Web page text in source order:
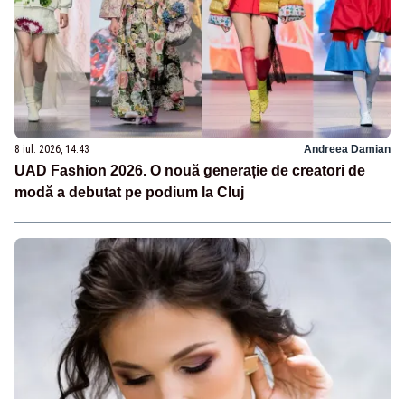
8 iul. 2026, 14:43 Andreea Damian
UAD Fashion 2026. O nouă generație de creatori de
modă a debutat pe podium la Cluj